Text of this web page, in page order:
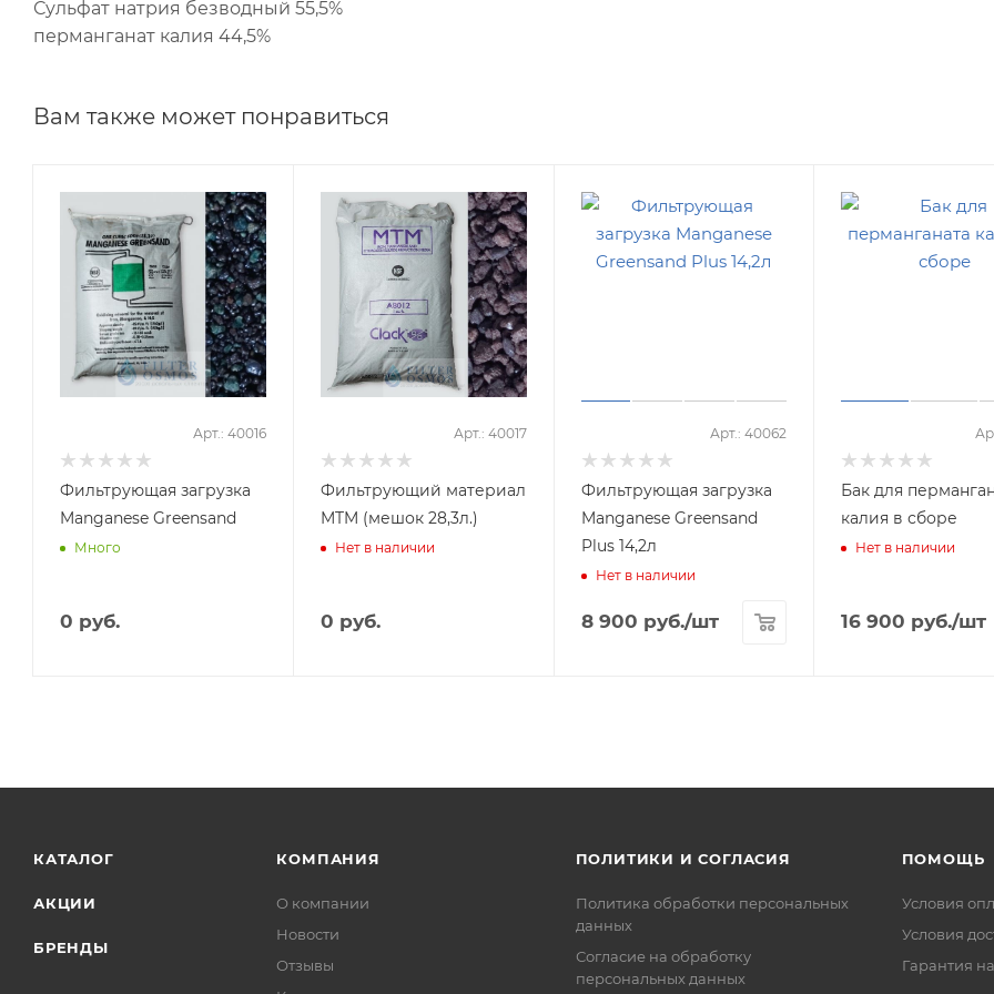
Сульфат натрия безводный 55,5%
перманганат калия 44,5%
Вам также может понравиться
Арт.: 40016
Фильтрующая загрузка
Manganese Greensand
Много
0 руб.
Арт.: 40017
Фильтрующий материал
MTM (мешок 28,3л.)
Нет в наличии
0 руб.
Арт.: 40062
Фильтрующая загрузка
Manganese Greensand
Plus 14,2л
Нет в наличии
8 900 руб./шт
Бак для
калия в сборе
Нет в наличии
16 900 руб./шт
КАТАЛОГ
АКЦИИ
БРЕНДЫ
КОМПАНИЯ
О компании
Новости
Отзывы
ПОЛИТИКИ И СОГЛАСИЯ
Политика обработки персональных
данных
Согласие на обработку
персональных данных
ПОМОЩЬ
Условия
Условия
Гарантия